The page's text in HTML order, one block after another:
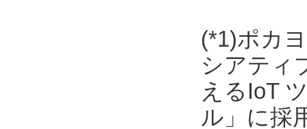
(*1)ポカ
シアティ
えるIoT
ル」に採